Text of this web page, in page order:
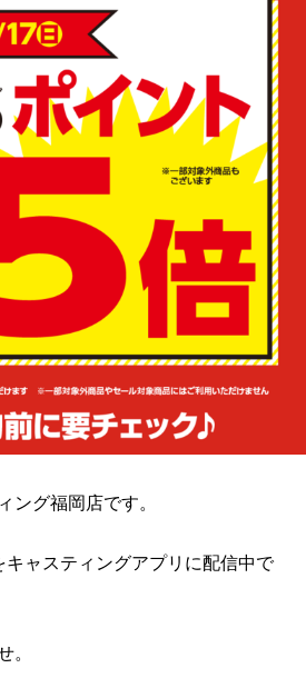
ング福岡店です。
ャスティングアプリに配信中で
。